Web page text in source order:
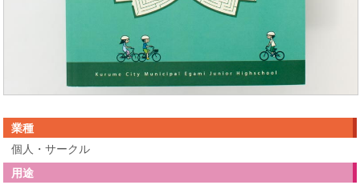
業種
個人・サークル
用途